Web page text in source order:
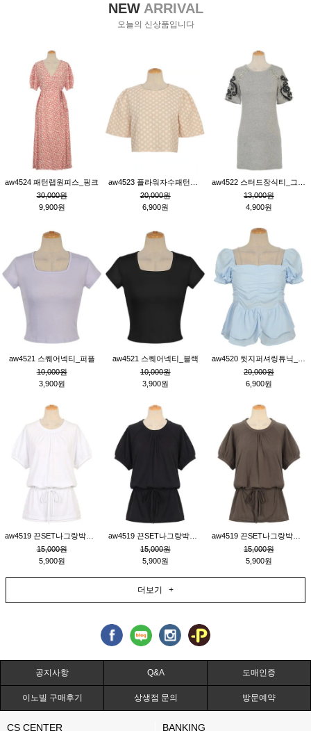
NEWARRIVAL
오늘의 신상품입니다
aw4524 패턴랩원피스_핑크
30,000원
9,900원
20,000원
6,900원
13,000원
4,900원
aw4521 스퀘어넥티_퍼플
10,000원
3,900원
aw4521 스퀘어넥티_블랙
10,000원
3,900원
20,000원
6,900원
15,000원
5,900원
15,000원
5,900원
15,000원
5,900원
더보기 +
공지사항 Q&A 도매인증
이노빌 구매후기 상생점 문의 방문예약
CS CENTER BANKING